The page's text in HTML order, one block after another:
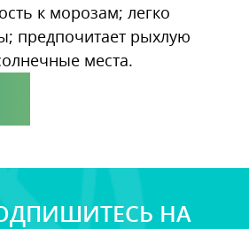
к морозам; легко
предпочитает рыхлую
места.
НА